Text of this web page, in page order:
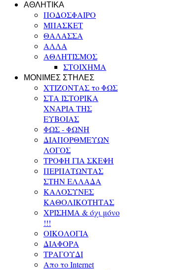
ΑΘΛΗΤΙΚΑ
ΠΟΔΟΣΦΑΙΡΟ
ΜΠΑΣΚΕΤ
ΘΑΛΑΣΣΑ
ΑΛΛΑ
ΑΘΛΗΤΙΣΜΟΣ
ΣΤΟΙΧΗΜΑ
ΜΟΝΙΜΕΣ ΣΤΗΛΕΣ
ΧΤΙΖΟΝΤΑΣ το ΦΩΣ
ΣΤΑ ΙΣΤΟΡΙΚΑ
ΧΝΑΡΙΑ ΤΗΣ
ΕΥΒΟΙΑΣ
ΦΩΣ - ΦΩΝΗ
ΔΙΑΠΟΡΘΜΕΥΩΝ
ΛΟΓΟΣ
ΤΡΟΦΗ ΓΙΑ ΣΚΕΨΗ
ΠΕΡΠΑΤΩΝΤΑΣ
ΣΤΗΝ ΕΛΛΑΔΑ
ΚΑΛΟΣΥΝΕΣ
ΚΑΘΟΛΙΚΟΤΗΤΑΣ
ΧΡΙΣΗΜΑ & όχι μόνο
!!!
ΟΙΚΟΛΟΓΙΑ
ΔΙΑΦΟΡΑ
ΤΡΑΓΟΥΔΙ
Απο το Internet